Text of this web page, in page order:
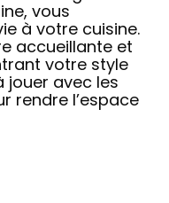
vous
à votre cuisine.
accueillante et
votre style
jouer avec les
rendre l’espace